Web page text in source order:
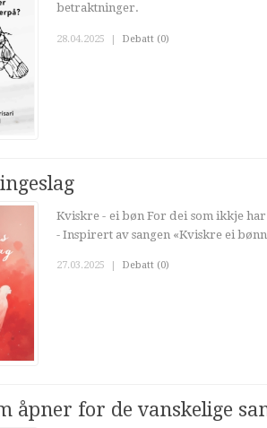
betraktninger.
28.04.2025 | Debatt (0)
Kviskre - ei bøn For dei som ikkje
- Inspirert av sangen «Kviskre ei
27.03.2025 Debatt (0)
åpner for de vanskelige